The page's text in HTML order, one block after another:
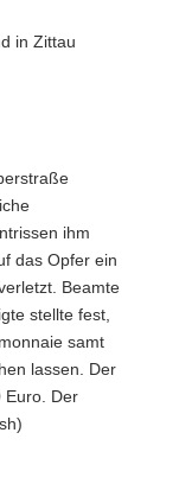
in Zittau
ihm
das Opfer ein
Beamte
stellte fest,
samt
lassen. Der
Euro. Der